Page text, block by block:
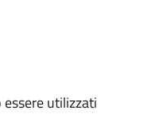
utilizzati